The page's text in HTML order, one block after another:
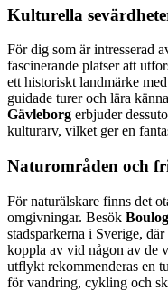
Kulturella
För dig som är intresserad
fascinerande platser att
ett historiskt landmärke
guidade turer och lära
Gävleborg erbjuder
kulturarv, vilket ger en
Naturområden och
För naturälskare finns det
omgivningar. Besök
stadsparkerna i Sverige,
koppla av vid någon av de
utflykt rekommenderas en
för vandring, cykling och